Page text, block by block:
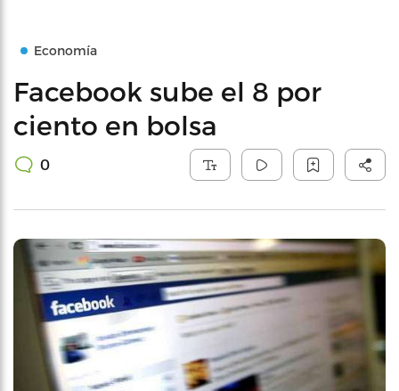
Economía
Facebook sube el 8 por
ciento en bolsa
0